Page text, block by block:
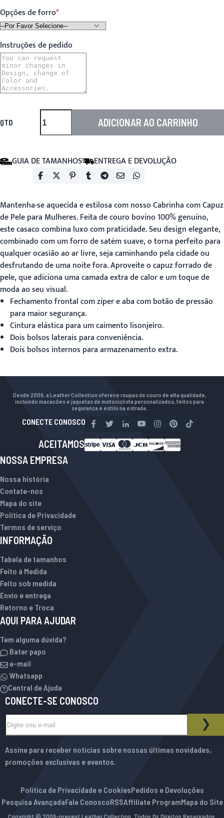
Opções de forro
Instruções de pedido
QTD ADICIONAR AO CARRINHO
GUIA DE TAMANHOS ENTREGA E DEVOLUÇÃO
Mantenha-se aquecida e estilosa com nossoCabrinha com Capuz
de Pelepara Mulheres. Feita de couro bovino 100% genuíno,
este casaco combina luxo com praticidade. Seu design elegante,
combinado com um forro de satém suave, o torna perfeito para
qualquer ocasião ao ar livre, seja caminhando pela cidade ou
desfrutando de uma noite fora. Aproveite o capuz forrado de
pele, que adiciona uma camada extra de calor e um toque de
moda ao seu visual.
Fechamento frontal com zíper e aba com botão de pressão
para maior segurança.
Cintura elástica para um caimento lisonjeiro.
Dois bolsos laterais para conveniência.
Dois bolsos internos para armazenamento extra.
Desde 2009, a Leather Collection oferece roupas de couro de alta qualidade,
incluindo macacões e jaquetas de motociclista personalizados, feitos para
segurança e estilo na estrada.
CONECTE CONOSCO
ACEITAMOS
NOSSA EMPRESA
Nossa história
Contate-nos
Mapa do site
Política de Privacidade
Termos de serviço
INFORMAÇÃO
Tabela de tamanhos
Feito à Medida
Feito sob medida
Envio e entrega
Retorno e Troca
AQUI PARA AJUDAR
Tem alguma dúvida?
Bater papo
e-mail
Whatsapp
Central de Ajuda
CONECTE-SE CONOSCO
BOLETIM INFORMATIVO
Assine para receber notícias sobre nossas últimas novidades,
promoções exclusivas e eventos.
Política de Privacidade e CookiesPedidos e Devoluções
Pesquisa AvançadaFale ConoscoRSSAffiliate ProgramMapa do Site